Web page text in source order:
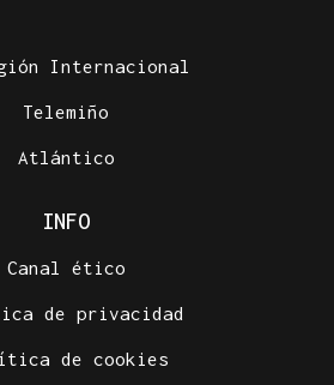
Internacional
Telemiño
Atlántico
INFO
Canal ético
de privacidad
de cookies